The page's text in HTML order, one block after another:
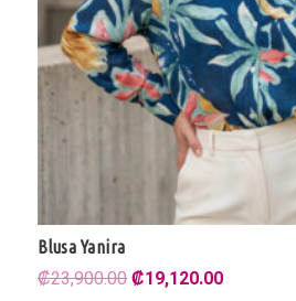
Blusa Yanira
₡23,900.00El
₡19,120.00El